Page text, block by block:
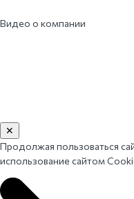
Видео о компании
✕
Продолжая пользоваться
использование сайтом